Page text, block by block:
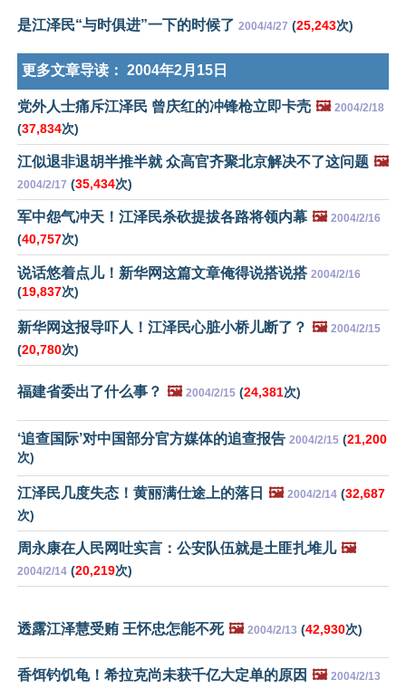
是江泽民“与时俱进”一下的时候了 2004/4/27 (25,243次)
更多文章导读： 2004年2月15日
党外人士痛斥江泽民 曾庆红的冲锋枪立即卡壳 🖼️ 2004/2/18
(37,834次)
江似退非退胡半推半就 众高官齐聚北京解决不了这问题 🖼️
2004/2/17 (35,434次)
军中怨气冲天！江泽民杀砍提拔各路将领内幕 🖼️ 2004/2/16
(40,757次)
说话悠着点儿！新华网这篇文章俺得说搭说搭 2004/2/16
(19,837次)
新华网这报导吓人！江泽民心脏小桥儿断了？ 🖼️ 2004/2/15
(20,780次)
福建省委出了什么事？ 🖼️ 2004/2/15 (24,381次)
‘追查国际’对中国部分官方媒体的追查报告 2004/2/15 (21,200
次)
江泽民几度失态！黄丽满仕途上的落日 🖼️ 2004/2/14 (32,687
次)
周永康在人民网吐实言：公安队伍就是土匪扎堆儿 🖼️
2004/2/14 (20,219次)
透露江泽慧受贿 王怀忠怎能不死 🖼️ 2004/2/13 (42,930次)
香饵钓饥龟！希拉克尚未获千亿大定单的原因 🖼️ 2004/2/13